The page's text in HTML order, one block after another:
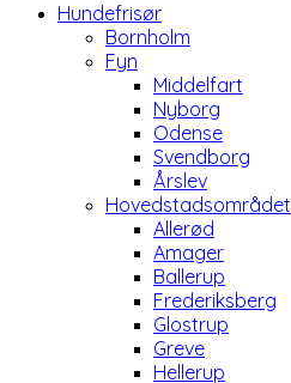
Hundefrisør
Bornholm
Fyn
Middelfart
Nyborg
Odense
Svendborg
Årslev
Hovedstadsområdet
Allerød
Amager
Ballerup
Frederiksberg
Glostrup
Greve
Hellerup